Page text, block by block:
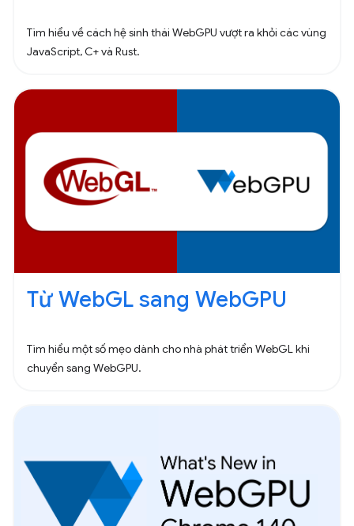
Tìm hiểu về cách hệ sinh thái WebGPU vượt ra khỏi các vùng
JavaScript, C+ và Rust.
Từ WebGL sang WebGPU
Tìm hiểu một số mẹo dành cho nhà phát triển WebGL khi
chuyển sang WebGPU.